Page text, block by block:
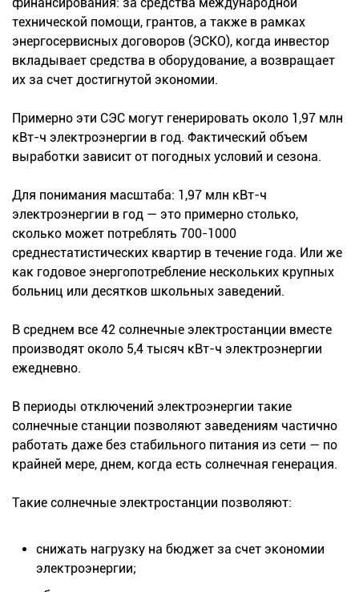
технической помощи, грантов, а также в рамках
энергосервисных договоров (ЭСКО), когда инвестор
вкладывает средства в оборудование, а возвращает
их за счет достигнутой экономии.
Примерно эти СЭС могут генерировать около 1,97 млн
кВт-ч электроэнергии в год. Фактический объем
выработки зависит от погодных условий и сезона.
Для понимания масштаба: 1,97 млн кВт-ч
электроэнергии в год — это примерно столько,
сколько может потреблять 700-1000
среднестатистических квартир в течение года. Или же
как годовое энергопотребление нескольких крупных
больниц или десятков школьных заведений.
В среднем все 42 солнечные электростанции вместе
производят около 5,4 тысяч кВт-ч электроэнергии
ежедневно.
В периоды отключений электроэнергии такие
солнечные станции позволяют заведениям частично
работать даже без стабильного питания из сети — по
крайней мере, днем, когда есть солнечная генерация.
Такие солнечные электростанции позволяют:
снижать нагрузку на бюджет за счет экономии
электроэнергии;